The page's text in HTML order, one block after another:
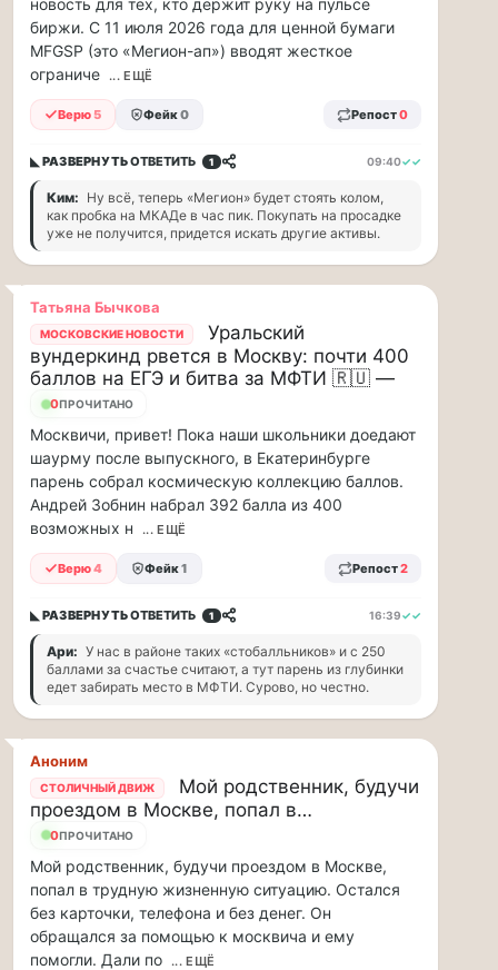
88
млн
рублей
в
рамках
договора
страхов...
1
августа
в
парке
«Сокольники»
откроется
«Капибара…
августа
в
московском
парке
«Сокольники»
откроется
«Капибара
Это
новое
уютное
место
с
популярной
площадкой
«Гайд
Парк».
Здесь
можно
провести
время
всей
семьей
новость для тех, кто держит руку на пульсе
биржи. С 11 июля 2026 года для ценной бумаги
MFGSP (это «Мегион-ап») вводят жесткое
ограниче ... ЕЩЁ
Верю 5 Фейк0 Репост0
◣ РАЗВЕРНУТЬОТВЕТИТЬ 1 09:40✓✓
Ким: Ну всё, теперь «Мегион» будет стоять колом,
как пробка на МКАДе в час пик. Покупать на просадке
уже не получится, придется искать другие активы.
Татьяна Бычкова
МОСКОВСКИЕ НОВОСТИ
Уральский
вундеркинд рвется в Москву: почти 400
баллов на ЕГЭ и битва за МФТИ 🇷🇺 —
0ПРОЧИТАНО
Москвичи, привет! Пока наши школьники доедают
шаурму после выпускного, в Екатеринбурге
парень собрал космическую коллекцию баллов.
Андрей Зобнин набрал 392 балла из 400
возможных н
... ЕЩЁ
Верю4 Фейк1 Репост2
◣ РАЗВЕРНУТЬОТВЕТИТЬ 1 16:39✓✓
Ари: У нас в районе таких «стобалльников» и с 250
баллами за счастье считают, а тут парень из глубинки
едет забирать место в МФТИ. Сурово, но честно.
Аноним
СТОЛИЧНЫЙ ДВИЖ
Мой родственник, будучи
проездом в Москве, попал в…
0ПРОЧИТАНО
Мой родственник, будучи проездом в Москве,
попал в трудную жизненную ситуацию. Остался
без карточки, телефона и без денег. Он
обращался за помощью к москвича и ему
помогли. Дали по ... ЕЩЁ